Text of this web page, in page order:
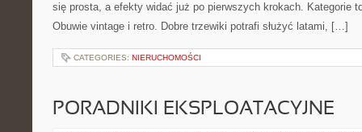
się prosta, a efekty widać już po pierwszych krokach. Kategorie
Obuwie vintage i retro. Dobre trzewiki potrafi służyć latami, […]
CATEGORIES: NIERUCHOMOŚCI
PORADNIKI EKSPLOATACYJNE